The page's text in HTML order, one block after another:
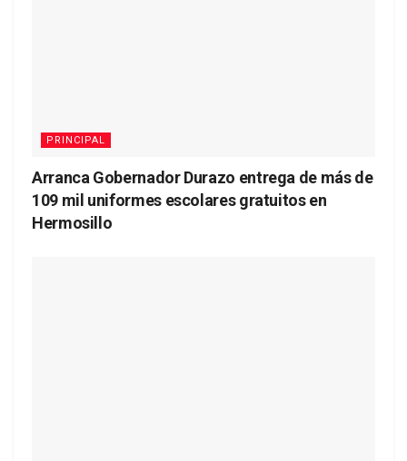
PRINCIPAL
Arranca Gobernador Durazo entrega de más de
109 mil uniformes escolares gratuitos en
Hermosillo